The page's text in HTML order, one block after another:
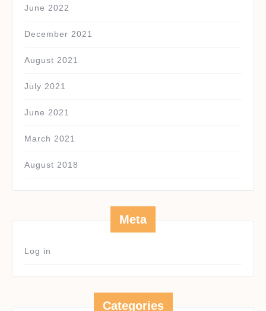
June 2022
December 2021
August 2021
July 2021
June 2021
March 2021
August 2018
Meta
Log in
Categories